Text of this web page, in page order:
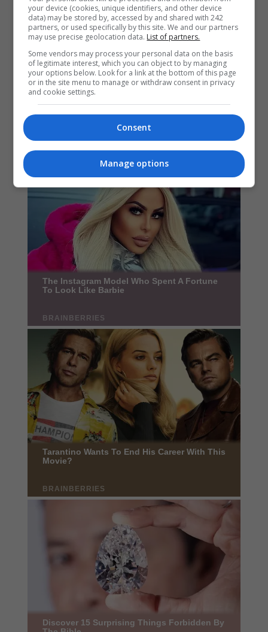
your device (cookies, unique identifiers, and other device
data) may be stored by, accessed by and shared with 242
partners, or used specifically by this site. We and our partners
may use precise geolocation data. List of partners.
Some vendors may process your personal data on the basis
of legitimate interest, which you can object to by managing
your options below. Look for a link at the bottom of this page
or in the site menu to manage or withdraw consent in privacy
and cookie settings.
Consent
Manage options